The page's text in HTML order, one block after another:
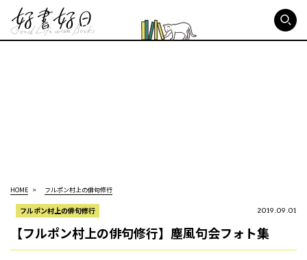
HOME フルポン村上の俳句修行
フルポン村上の俳句修行 2019.09.01
【フルポン村上の俳句修行】塵風句会フォト集